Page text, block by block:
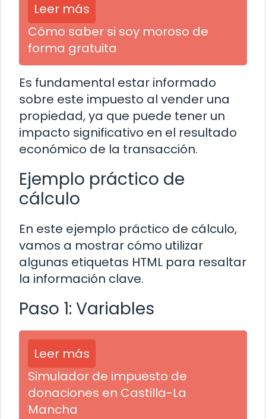
Leer más
Cómo saber si soy moroso de
forma gratuita
Es fundamental estar informado
sobre este impuesto al vender una
propiedad, ya que puede tener un
impacto significativo en el resultado
económico de la transacción.
Ejemplo práctico de
cálculo
En este ejemplo práctico de cálculo,
vamos a mostrar cómo utilizar
algunas etiquetas HTML para resaltar
la información clave.
Paso 1: Variables
Leer más
Simulador de impuesto de
donaciones en Castilla-La
Mancha